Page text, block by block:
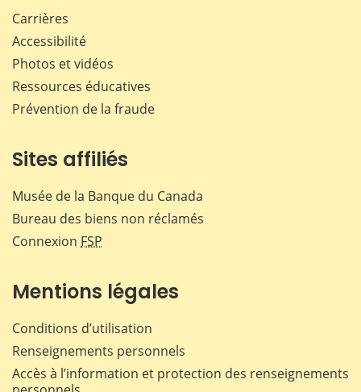
Carrières
Accessibilité
Photos et vidéos
Ressources éducatives
Prévention de la fraude
Sites affiliés
Musée de la Banque du Canada
Bureau des biens non réclamés
Connexion FSP
Mentions légales
Conditions d’utilisation
Renseignements personnels
Accès à l’information et protection des renseignements